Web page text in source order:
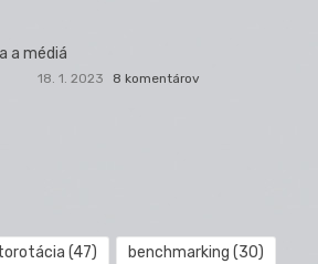
a médiá
18. 1. 2023 8 komentárov
(47) benchmarking (30)